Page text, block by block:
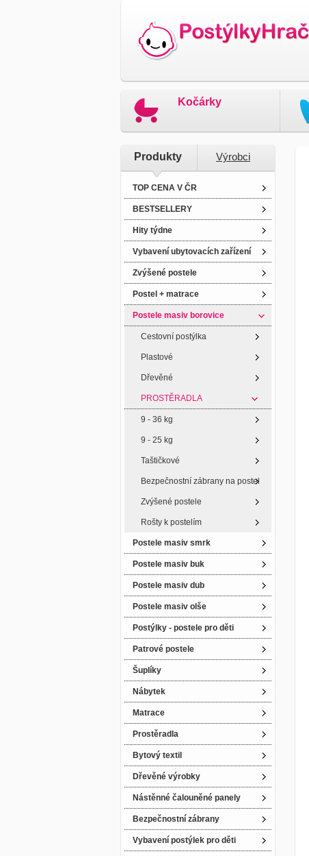
Kočárky
Produkty Výrobci
TOP CENA V ČR
BESTSELLERY
Hity týdne
Vybavení ubytovacích zařízení
Zvýšené postele
Postel + matrace
Postele masiv borovice
Cestovní postýlka
Plastové
Dřevěné
PROSTĚRADLA
9 - 36 kg
9 - 25 kg
Taštičkové
Bezpečnostní zábrany na postel
Zvýšené postele
Rošty k postelím
Postele masiv smrk
Postele masiv buk
Postele masiv dub
Postele masiv olše
Postýlky - postele pro děti
Patrové postele
Šuplíky
Nábytek
Matrace
Prostěradla
Bytový textil
Dřevěné výrobky
Nástěnné čalouněné panely
Bezpečnostní zábrany
Vybavení postýlek pro děti